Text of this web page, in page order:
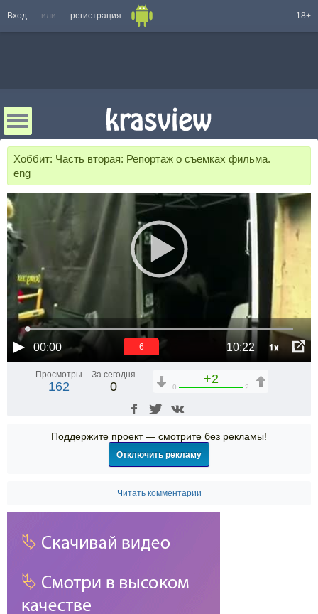
Вход или регистрация 18+
Хоббит: Часть вторая: Репортаж о съемках фильма.
eng
00:00 10:22 1x
6
Просмотры
162
За сегодня
0
+2
0 2
Поддержите проект — смотрите без рекламы!
Отключить рекламу
Читать комментарии